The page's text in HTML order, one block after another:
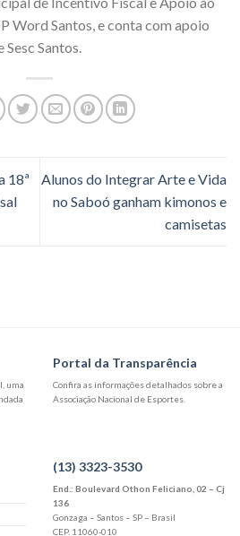
Word Santos, e conta com apoio
Santos.
18ª
Alunos do Integrar Arte e Vida
no Saboó ganham kimonos e
camisetas
uma
Portal da Transparência
Confira as informações detalhados sobre a
Associação Nacional de Esportes.
(13) 3323-3530
End.: Boulevard Othon Feliciano, 02 – Cj
136
Gonzaga – Santos – SP – Brasil
CEP. 11060-010